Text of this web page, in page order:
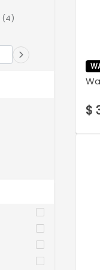
(4)
$